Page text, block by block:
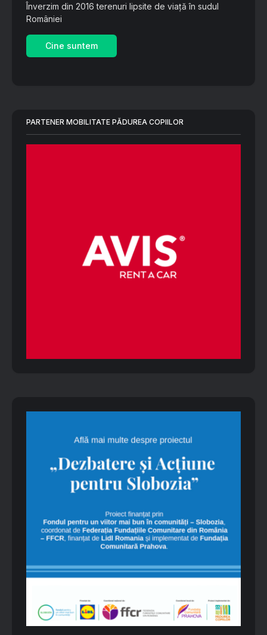
Înverzim din 2016 terenuri lipsite de viață în sudul
României
Cine suntem
PARTENER MOBILITATE PĂDUREA COPIILOR